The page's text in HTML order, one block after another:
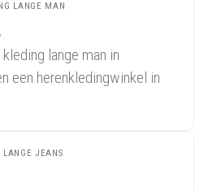
LANGE MAN
lange man in
een herenkledingwinkel in
LANGE JEANS